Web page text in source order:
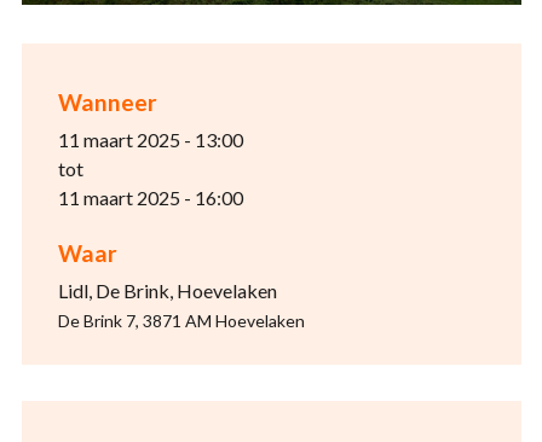
Wanneer
11 maart 2025 - 13:00
tot
11 maart 2025 - 16:00
Waar
Lidl, De Brink, Hoevelaken
De Brink 7, 3871 AM Hoevelaken